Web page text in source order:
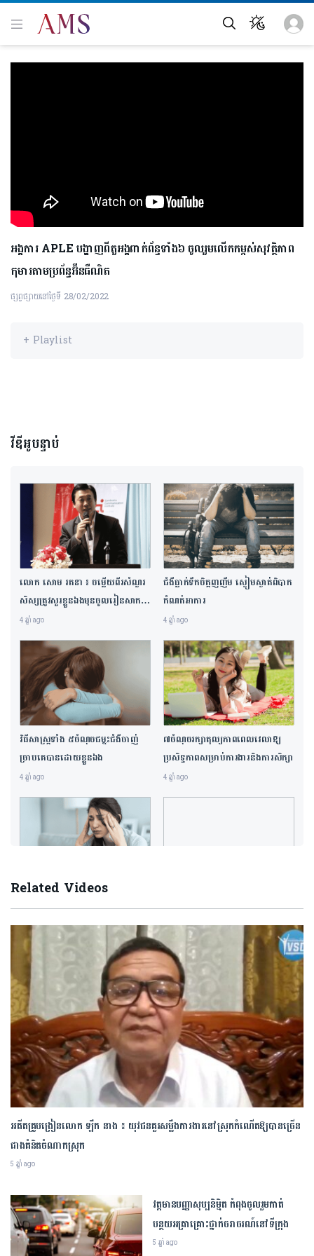
អង្គការ APLE បង្ហាញពីតួអង្គពាក់ព័ន្ធទាំង៦ ចូលរួមលើកកម្ពស់សុវត្ថិភាព
កុមារតាមប្រព័ន្ធអ៊ីនធឺណិត
ផ្សព្វផ្សាយនៅថ្ងៃទី 28/02/2022
+ Playlist
របាយការណ៍ថ្មី មើលទាំងអស់ ➧
វិធីសាស្រ្ត ៤ ​ដើម្បី​ការពារ និងគ្រប់គ្រង​អាការៈ Burnout
ចំណេះជីវិត,បទយកការណ៍,ព្រឹត្តិការណ៍ • 13/04/2026
ការ​ប្រើគ្រឿង​ស្រវឹង​អាចបំផ្លាញ​ខួរក្បាល
បទយកការណ៍,ព័ត៌មានអន្តរជាតិ,
• 13/04/2026
AI អាចបង្កើនផលិតភាពការងារ ប៉ុន្តែ
• 10/04/2026
អាណាព្យាបាល មានតួនាទីសំខាន់ក្នុងការ
អភិវឌ្ឍខួរក្បាល និងជំនាញសង្គមរបស់
កុមារ
បទយកការណ៍ ,អប់រំកុមារតូច • 10/04/2026
UNICEF ៖ Gen Z ចង់ក្លាយ​ជា​ផ្នែក​
មួយ​នៃ​ដំណោះស្រាយ​នៅ​ពេល​និយាយ​ពី
សុខភាព​ផ្លូវចិត្ត
បទយកការណ៍ ព័ត៌មានអន្តរជាតិ
• 10/04/2026
ព័ត៌មានទូទៅ
វីឌីអូបន្ទាប់
លោក សោម រតនា ៖ ចម្លើយពីរសំណួរ
សិស្សត្រូវសួរខ្លួនឯងមុនចូលរៀនសាកល
វិទ្យាល័យ
4 ឆ្នាំ ago
ជំងឺធ្លាក់ទឹកចិត្តញញឹម ស្ងៀមស្ងាត់ពិបាក
កំណត់អាការ
4 ឆ្នាំ ago
វិធីសាស្ត្រទាំង ៥ចំណុចជម្នះជំងឺចាញ់
ច្រាបគេបានដោយខ្លួនឯង
4 ឆ្នាំ ago
៧ចំណុចរក្សាតុល្យភាពពេលវេលាឱ្យ
ប្រសិទ្ធភាពសម្រាប់ការងារនិងការសិក្សា
4 ឆ្នាំ ago
ការរំខានដោយសំឡេង ជាមូលហេតុប៉ះ
ពាល់ដល់សុខភាពផ្លូវចិត្តធ្ងន់ធ្ងរ
4 ឆ្នាំ ago
ប្រជាពលរដ្ឋ​ខ្មែរ​ ​បង្ហាញ​ពី​តម្លៃ​នៃ​ការ
រស់នៅ​ពហុ​វប្បធម៌
Related Videos
អតីតគ្រូបង្រៀនលោក ឡឹក នាង ៖ យុវជនគួរសម្លឹងការងារនៅស្រុកកំណើតឱ្យបានច្រើន
ជាងគំនិតចំណាកស្រុក
5 ឆ្នាំ ago
វត្តមានបញ្ញាសុប្បនិម្មិត កំពុងចូលរួមកាត់
បន្ថយអត្រាគ្រោះថ្នាក់ចរាចរណ៍នៅទីក្រុង
5 ឆ្នាំ ago